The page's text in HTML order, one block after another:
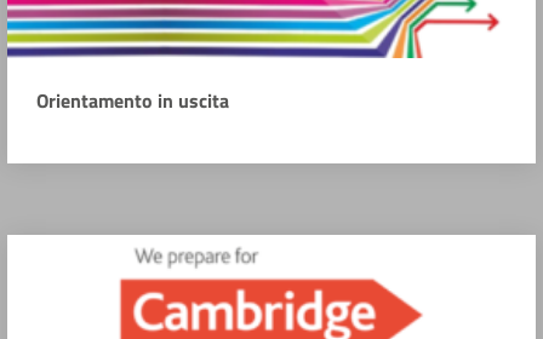
Orientamento in uscita